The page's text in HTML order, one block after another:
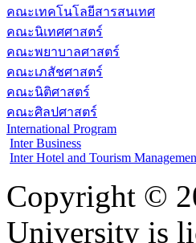
คณะเทคโนโลยีสารสนเทศ
คณะนิเทศศาสตร์
คณะพยาบาลศาสตร์
คณะเภสัชศาสตร์
คณะนิติศาสตร์
คณะศิลปศาสตร์
International Program
Inter Business
Inter Hotel and Tourism
Copyright ©
University is